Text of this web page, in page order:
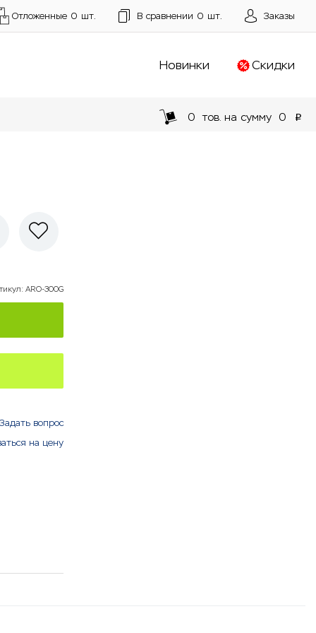
Отложенные 0 шт. В сравнении 0 шт. Заказы
Новинки Скидки
0 тов. на сумму 0 p
: ARO-300G
вопрос
на цену